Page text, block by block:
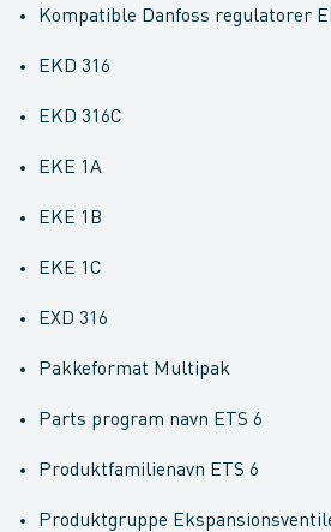
Kompatible Danfoss regulatorer
EKD 316
EKD 316C
EKE 1A
EKE 1B
EKE 1C
EXD 316
Pakkeformat Multipak
Parts program navn ETS 6
Produktfamilienavn ETS 6
Produktgruppe